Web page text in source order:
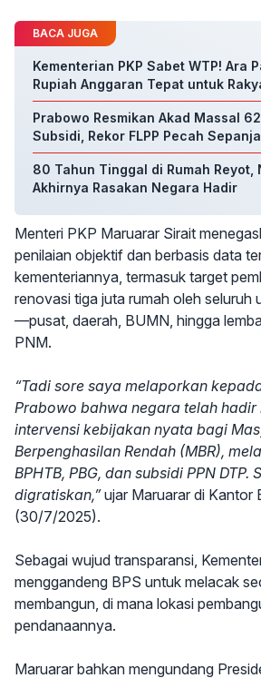
BACA JUGA
Kementerian PKP Sabet WTP! Ara
Rupiah Anggaran Tepat untuk
Prabowo Resmikan Akad Massal
Subsidi, Rekor FLPP Pecah
80 Tahun Tinggal di Rumah Reyot,
Akhirnya Rasakan Negara Hadir
Menteri PKP Maruarar Sirait
penilaian objektif dan berbasis data
kementeriannya, termasuk target
renovasi tiga juta rumah oleh seluruh
—pusat, daerah, BUMN, hingga
PNM.
“Tadi sore saya melaporkan
Prabowo bahwa negara telah hadir
intervensi kebijakan nyata bagi
Berpenghasilan Rendah (MBR),
BPHTB, PBG, dan subsidi PPN DTP.
digratiskan,”ujar Maruarar di Kantor
(30/7/2025).
Sebagai wujud transparansi,
menggandeng BPS untuk melacak
membangun, di mana lokasi
pendanaannya.
Maruarar bahkan mengundang